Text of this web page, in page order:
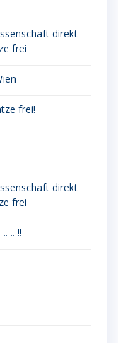
direkt
frei
frei!
direkt
frei
.. !!